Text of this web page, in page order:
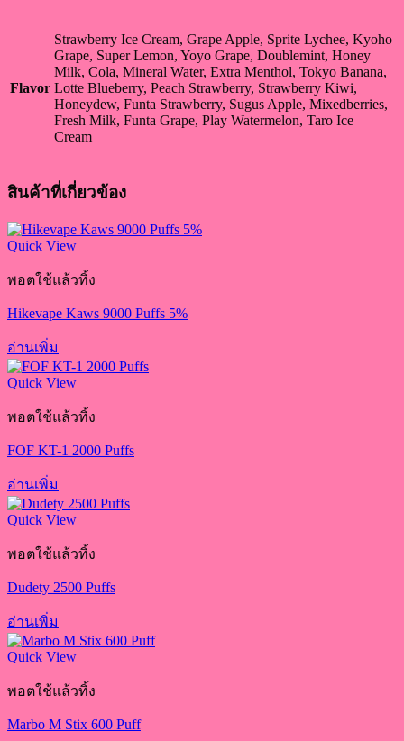
Flavor
Strawberry Ice Cream, Grape Apple, Sprite Lychee, Kyoho
Grape, Super Lemon, Yoyo Grape, Doublemint, Honey
Milk, Cola, Mineral Water, Extra Menthol, Tokyo Banana,
Lotte Blueberry, Peach Strawberry, Strawberry Kiwi,
Honeydew, Funta Strawberry, Sugus Apple, Mixedberries,
Fresh Milk, Funta Grape, Play Watermelon, Taro Ice
Cream
สินค้าที่เกี่ยวข้อง
Quick View
พอตใช้แล้วทิ้ง
Hikevape Kaws 9000 Puffs 5%
อ่านเพิ่ม
Quick View
พอตใช้แล้วทิ้ง
FOF KT-1 2000 Puffs
อ่านเพิ่ม
Quick View
พอตใช้แล้วทิ้ง
Dudety 2500 Puffs
อ่านเพิ่ม
Quick View
พอตใช้แล้วทิ้ง
Marbo M Stix 600 Puff